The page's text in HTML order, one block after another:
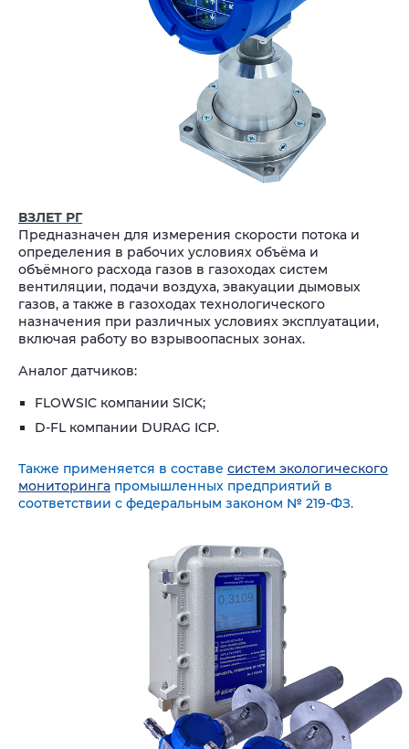
ВЗЛЕТ РГ
Предназначен для измерения скорости потока и
определения в рабочих условиях объёма и
объёмного расхода газов в газоходах систем
вентиляции, подачи воздуха, эвакуации дымовых
газов, а также в газоходах технологического
назначения при различных условиях эксплуатации,
включая работу во взрывоопасных зонах.
Аналог датчиков:
FLOWSIC компании SICK;
D-FL компании DURAG ICP.
Также применяется в составе систем экологического
мониторинга промышленных предприятий в
соответствии с федеральным законом № 219-ФЗ.